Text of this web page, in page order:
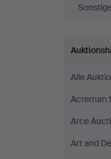
Alle
Acreman
Arce
Art and